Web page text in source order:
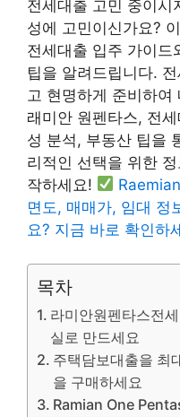
전세대출 고민 중이시
성에 고민이신가요?
전세대출 입주 가이드
팁을 알려드립니다.
고 현명하게 준비하
래미안 원펜타스, 전
성 분석, 부동산 팁을
리적인 선택을 위한
작하세요!
면도, 매매가, 임대 정
요? 지금 바로 확인하
목차
라미안원펜타스전
실로 만드세요
주택담보대출을 최
을 구매하세요
Ramian One